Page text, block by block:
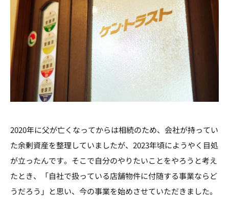
2020年に父が亡くなってからは相続のため、会社が持ってい
た余剰資産を整理していましたが、2023年頃にようやく目処
が立ったんです。そこで自分のやりたいことをやろうと考え
たとき、「自社で扱っている店舗物件に付随する事業ならど
うだろう」と思い、今の事業を始めさせていただきました。